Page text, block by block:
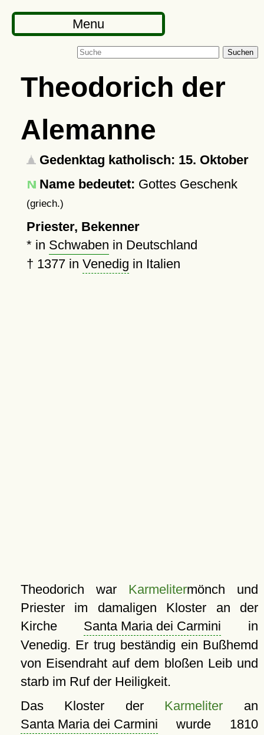
Menu
Suchen
Theodorich der
Alemanne
Gedenktag katholisch: 15. Oktober
Name bedeutet: Gottes Geschenk
(griech.)
Priester, Bekenner
* in Schwaben in Deutschland
† 1377in Venedig in Italien
Theodorich war Karmelitermönch und
Priester im damaligen Kloster an der
Kirche Santa Maria dei Carmini in
Venedig. Er trug beständig ein Bußhemd
von Eisendraht auf dem bloßen Leib und
starb im Ruf der Heiligkeit.
Das Kloster der Karmeliter an
Santa Maria dei Carmini wurde 1810